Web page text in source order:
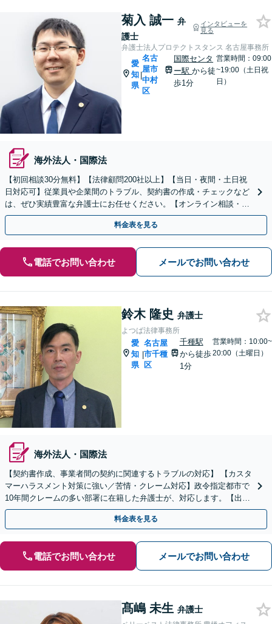
菊入 誠一 弁
護士
インタビューを
見る
弁護士法人プロテクトスタンス 名古屋事務所
愛
知
県
|
名古
屋市
中村
区
国際センタ
ー駅から徒
歩1分
営業時間：09:00
~19:00（土日祝
日）
海外法人・国際法
【初回相談30分無料】【法律顧問200社以上】【当日・夜間・土日祝
日対応可】従業員や企業間のトラブル、契約書の作成・チェックなど
は、ぜひ実績豊富な弁護士にお任せください。【オンライン相談・電
子契約に対応】
料金表を見る
電話でお問い合わせ メールでお問い合わせ
鈴木 隆史 弁護士
よつば法律事務所
愛
知
県
|
名古屋
市千種
区
千種駅
から徒歩
1分
営業時間：10:00~
20:00（土曜日）
海外法人・国際法
【契約書作成、事業者間の契約に関連するトラブルの対応】 【カスタ
マーハラスメント対策に強い／苦情・クレーム対応】政令指定都市で
10年間クレームの多い部署に在籍した弁護士が、対応します。【出張
相談・WEB面談対応】【休日・夜間相談可】
料金表を見る
電話でお問い合わせ メールでお問い合わせ
髙嶋 未生 弁護士